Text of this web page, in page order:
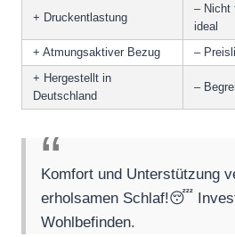
+ Druckentlastung
– Nicht
ideal
+ Atmungsaktiver Bezug
–
+ Hergestellt in
Deutschland
–
Komfort und Unterstützung
erholsamen Schlaf!😴
Wohlbefinden.